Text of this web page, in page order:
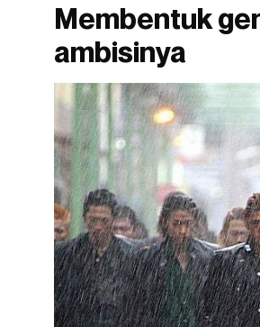
Membentuk
ambisinya